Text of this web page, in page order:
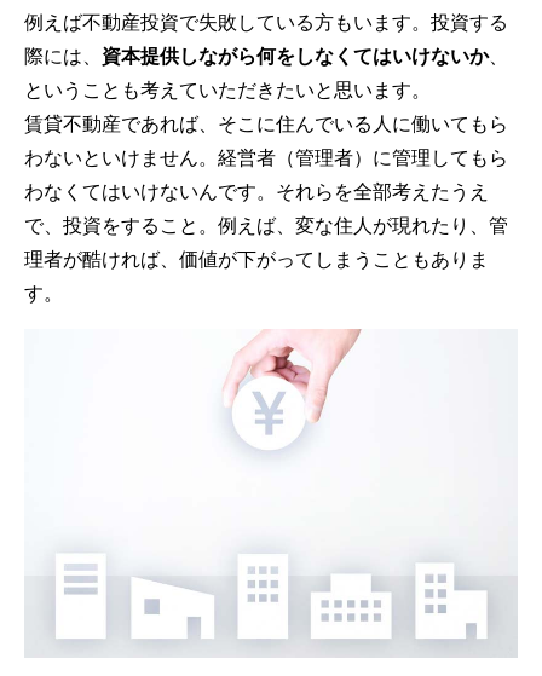
例えば不動産投資で失敗している方もいます。投資する
際には、 資本提供しながら何をしなくてはいけないか、
ということも考えていただきたいと思います。
賃貸不動産であれば、そこに住んでいる人に働いてもら
わないといけません。経営者（管理者）に管理してもら
わなくてはいけないんです。それらを全部考えたうえ
で、投資をすること。例えば、変な住人が現れたり、管
理者が酷ければ、価値が下がってしまうこともありま
す。